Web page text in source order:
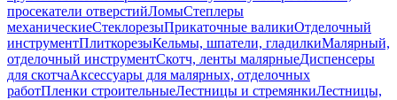
просекатели отверстийЛомыСтеплеры
механическиеСтеклорезыПрикаточные валикиОтделочный
инструментПлиткорезыКельмы, шпатели, гладилкиМалярный,
отделочный инструментСкотч, ленты малярныеДиспенсеры
для скотчаАксессуары для малярных, отделочных
работПленки строительныеЛестницы и стремянкиЛестницы,